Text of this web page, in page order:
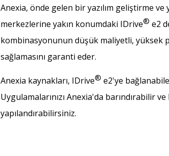
Anexia, önde gelen bir yazılım geliştirme ve
merkezlerine yakın konumdaki IDrive® e2
kombinasyonunun düşük maliyetli, yüksek
sağlamasını garanti eder.
Anexia kaynakları, IDrive® e2'ye
Uygulamalarınızı Anexia'da barındırabilir
yapılandırabilirsiniz.